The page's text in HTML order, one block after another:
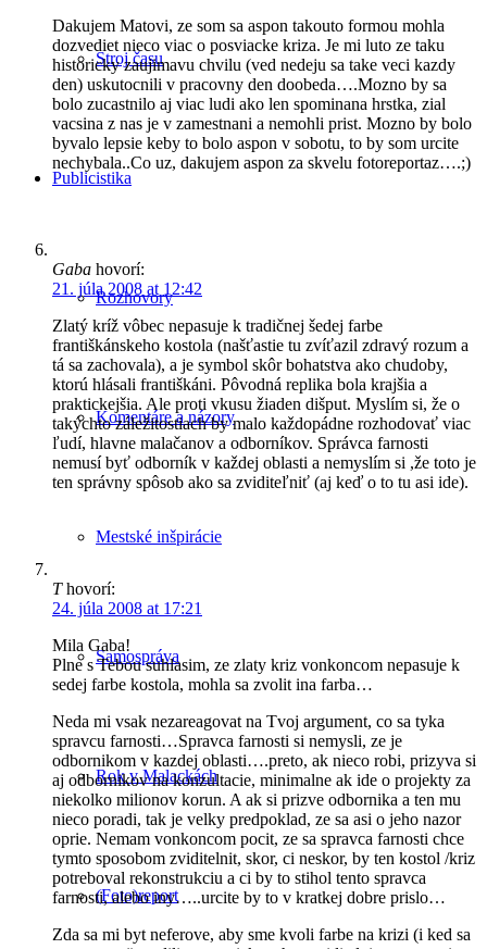
Stroj času
Publicistika
Rozhovory
Komentáre a názory
Mestské inšpirácie
Samospráva
Rok v Malackách
(Foto)report
Dakujem Matovi, ze som sa aspon takouto formou mohla
dozvediet nieco viac o posviacke kriza. Je mi luto ze taku
historicky zaujimavu chvilu (ved nedeju sa take veci kazdy
den) uskutocnili v pracovny den doobeda….Mozno by sa
bolo zucastnilo aj viac ludi ako len spominana hrstka, zial
vacsina z nas je v zamestnani a nemohli prist. Mozno by bolo
byvalo lepsie keby to bolo aspon v sobotu, to by som urcite
nechybala..Co uz, dakujem aspon za skvelu fotoreportaz….;)
Gaba hovorí:
21. júla 2008 at 12:42
Zlatý kríž vôbec nepasuje k tradičnej šedej farbe
františkánskeho kostola (našťastie tu zvíťazil zdravý rozum a
tá sa zachovala), a je symbol skôr bohatstva ako chudoby,
ktorú hlásali františkáni. Pôvodná replika bola krajšia a
praktickejšia. Ale proti vkusu žiaden dišput. Myslím si, že o
takýchto záležitostiach by malo každopádne rozhodovať viac
ľudí, hlavne malačanov a odborníkov. Správca farnosti
nemusí byť odborník v každej oblasti a nemyslím si ,že toto je
ten správny spôsob ako sa zviditeľniť (aj keď o to tu asi ide).
T hovorí:
24. júla 2008 at 17:21
Mila Gaba!
Plne s Tebou suhlasim, ze zlaty kriz vonkoncom nepasuje k
sedej farbe kostola, mohla sa zvolit ina farba…
Neda mi vsak nezareagovat na Tvoj argument, co sa tyka
spravcu farnosti…Spravca farnosti si nemysli, ze je
odbornikom v kazdej oblasti….preto, ak nieco robi, prizyva si
aj odbornikov na konzultacie, minimalne ak ide o projekty za
niekolko milionov korun. A ak si prizve odbornika a ten mu
nieco poradi, tak je velky predpoklad, ze sa asi o jeho nazor
oprie. Nemam vonkoncom pocit, ze sa spravca farnosti chce
tymto sposobom zviditelnit, skor, ci neskor, by ten kostol /kriz
potreboval rekonstrukciu a ci by to stihol tento spravca
farnosti, alebo iny…..urcite by to v kratkej dobre prislo…
Zda sa mi byt neferove, aby sme kvoli farbe na krizi (i ked sa